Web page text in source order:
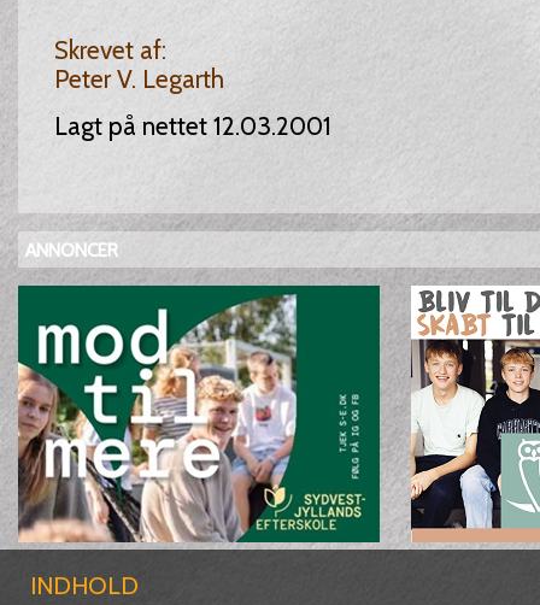
Skrevet af:
Peter V. Legarth
Lagt på nettet 12.03.2001
ANNONCER
INDHOLD